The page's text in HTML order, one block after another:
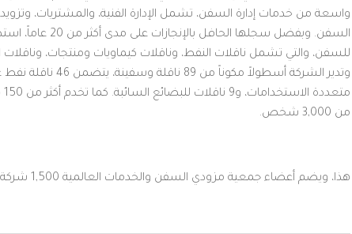
واسعة من خدمات إدارة السفن، تشمل الإدارة الفنية، والمشتريات،
السفن. وبفضل
للسفن، والتي تشمل ناقلات النفط، وناقلات كيماويات ومنتجات، وناقلات
من 3,000 شخص.
هذا، ويضم أعضاء جمعية مزودي السفن والخدمات العالمية 1,500 شركة من مختلف أنحاء العالم، بالإضافة إلى 40 دولة كأعضاء في الجمعية الوطنية.